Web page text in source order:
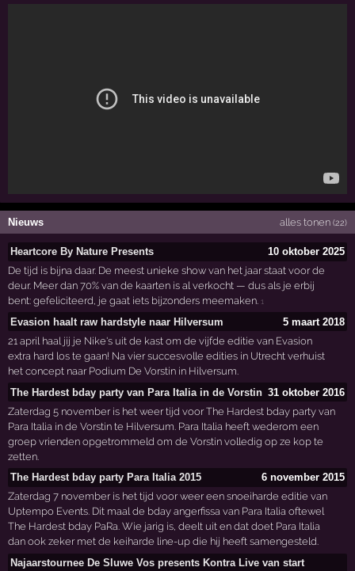
Nieuws alles tonen (22)
Heartcore By Nature Presents
10 oktober 2025
De tijd is bijna daar. De meest unieke show van het jaar staat voor de
deur. Meer dan 70% van de kaarten is al verkocht — dus als je erbij
bent: gefeliciteerd, je gaat iets bijzonders meemaken.1
Evasion haalt raw hardstyle naar Hilversum
5 maart 2018
21 april haal jij je Nike's uit de kast om de vijfde editie van Evasion
extra hard los te gaan! Na vier succesvolle edities in Utrecht verhuist
het concept naar Podium De Vorstin in Hilversum.
The Hardest bday party van Para Italia in de Vorstin 31 oktober 2016
Zaterdag 5 november is het weer tijd voor The Hardest bday party van
Para Italia in de Vorstin te Hilversum. Para Italia heeft wederom een
groep vrienden opgetrommeld om de Vorstin volledig op ze kop te
zetten.
The Hardest bday party Para Italia 2015
6 november 2015
Zaterdag 7 november is het tijd voor weer een snoeiharde editie van
Uptempo Events. Dit maal de bday angerfissa van Para Italia oftewel
The Hardest bday PaRa. Wie jarig is, deelt uit en dat doet Para Italia
dan ook zeker met de keiharde line-up die hij heeft samengesteld.
Najaarstournee De Sluwe Vos presents Kontra Live van start